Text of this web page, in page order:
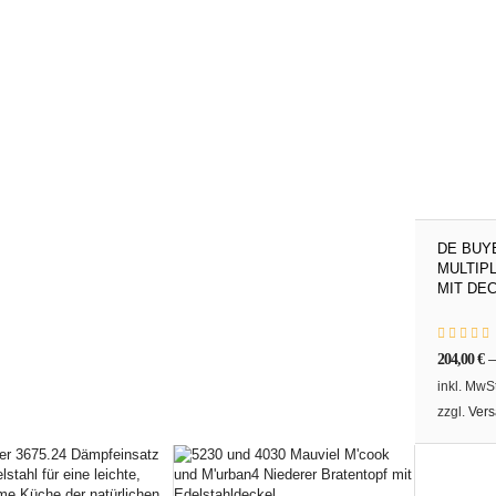
DE
MIT
204,00€
inkl.
zzgl.